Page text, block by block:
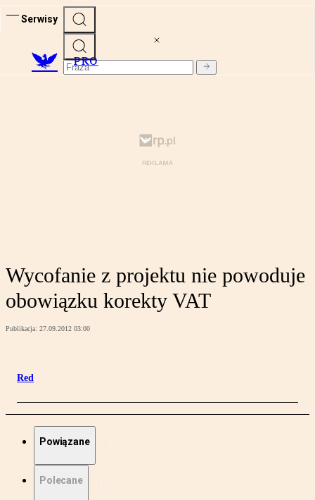
Serwisy
PRO
Wycofanie z projektu nie powoduje
obowiązku korekty VAT
Publikacja: 27.09.2012 03:00
Red
Powiązane
Polecane